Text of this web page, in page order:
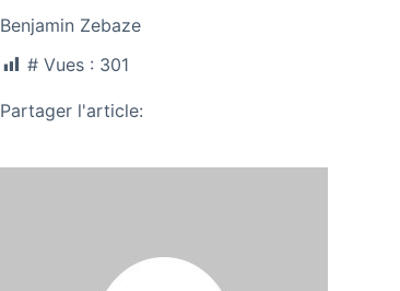
Benjamin Zebaze
# Vues : 301
Partager l'article: